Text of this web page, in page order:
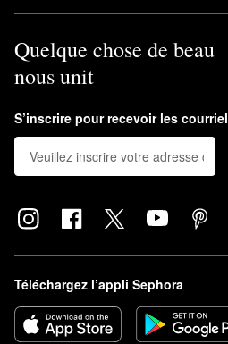
Quelque chose de beau
nous unit
S’inscrire pour recevoir les
Téléchargez l’appli Sephora